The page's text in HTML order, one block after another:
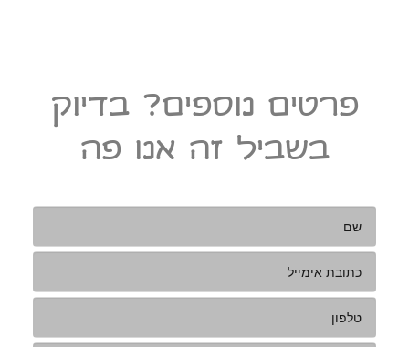
פרטים נוספים? בדיוק
בשביל זה אנו פה